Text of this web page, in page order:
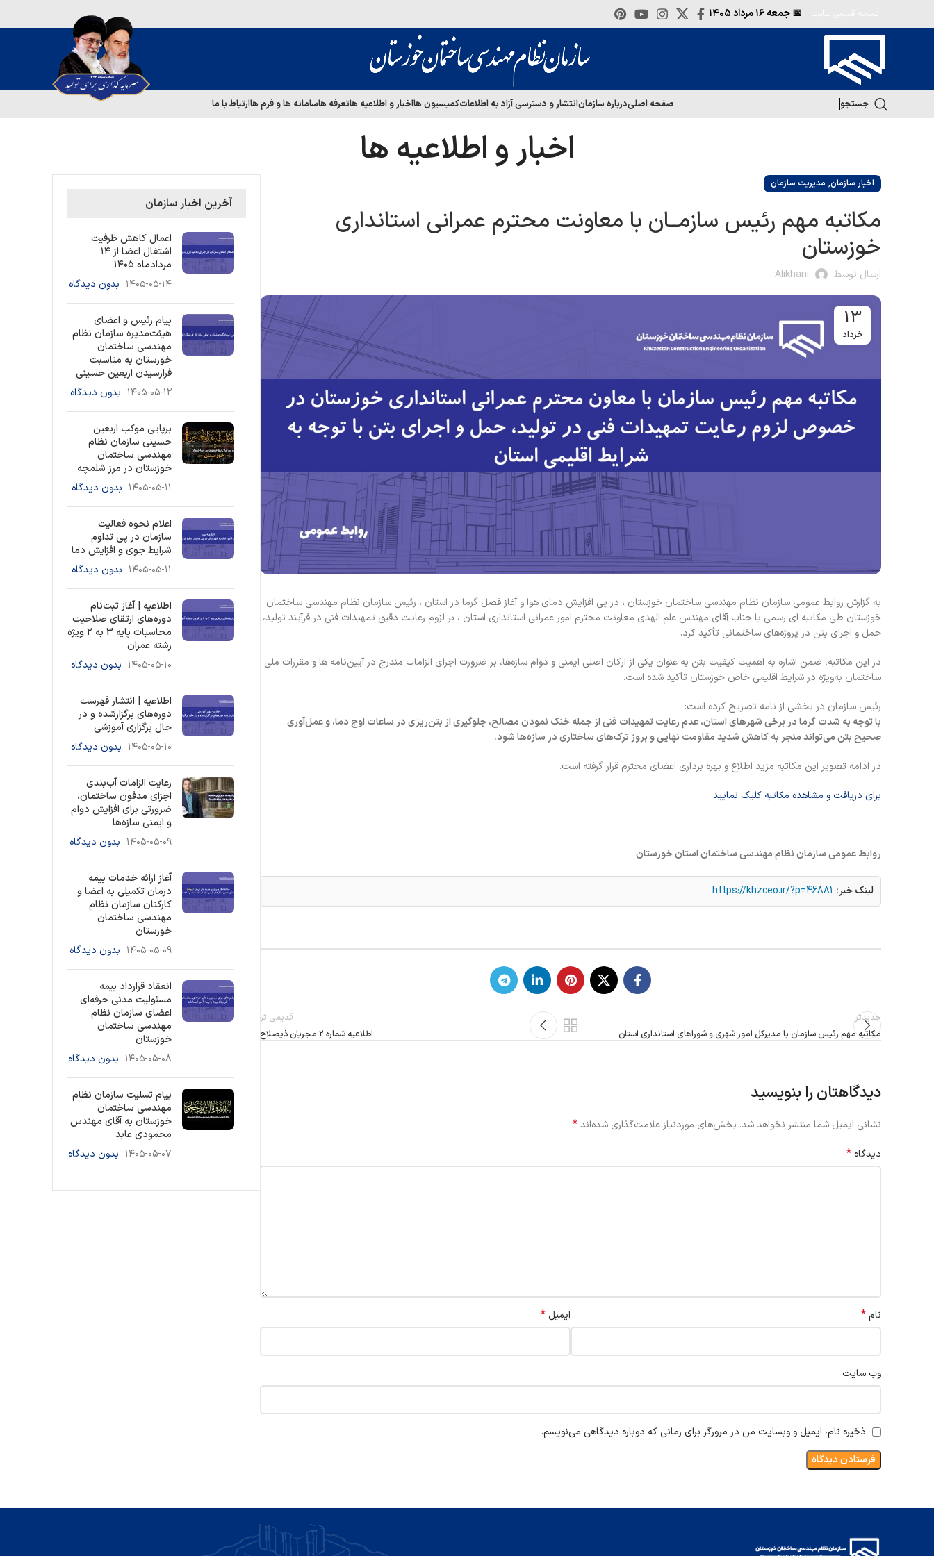
📅 جمعه
جستجو صفحه اصلیدرباره سازمانانتشار و دسترسی آزاد به اطلاعاتکمیسیون هااخبار و اطلاعیه هاتعرفه هاسامانه ها و فرم هاارتباط با ما
اخبار و اطلاعیه ها
اخبار سازمان, مدیریت سازمان
مکاتبه مهم رئیس سازمــان با معاونت محترم عمرانی استانداری
خوزستان
ارسال توسط Alikhani
13
خرداد
به گزارش روابط عمومی سازمان نظام مهندسی ساختمان خوزستان ، در پی افزایش دمای هوا و آغاز فصل گرما در استان ، رئیس سازمان نظام مهندسی ساختمان
خوزستان طی مکاتبه ای رسمی با جناب آقای مهندس علم الهدی معاونت محترم امور عمرانی استانداری استان ، بر لزوم رعایت دقیق تمهیدات فنی در فرآیند تولید،
حمل و اجرای بتن در پروژه‌های ساختمانی تأکید کرد.
در این مکاتبه، ضمن اشاره به اهمیت کیفیت بتن به عنوان یکی از ارکان اصلی ایمنی و دوام سازه‌ها، بر ضرورت اجرای الزامات مندرج در آیین‌نامه ها و مقررات ملی
ساختمان به‌ویژه در شرایط اقلیمی خاص خوزستان تأکید شده است.
رئیس سازمان در بخشی از نامه تصریح کرده است:
با توجه به شدت گرما در برخی شهرهای استان، عدم رعایت تمهیدات فنی از جمله خنک نمودن مصالح، جلوگیری از بتن‌ریزی در ساعات اوج دما، و عمل‌آوری
صحیح بتن می‌تواند منجر به کاهش شدید مقاومت نهایی و بروز ترک‌های ساختاری در سازه‌ها شود.
در ادامه تصویر این مکاتبه مزید اطلاع و بهره برداری اعضای محترم قرار گرفته است.
برای دریافت و مشاهده مکاتبه کلیک نمایید
روابط عمومی سازمان نظام مهندسی ساختمان استان خوزستان
لینک خبر: https://khzceo.ir/?p=46881
جدیدتر
مکاتبه مهم رئیس سازمان با مدیرکل امور شهری و شوراهای استانداری استان
قدیمی تر
اطلاعیه شماره 2 مجریان ذیصلاح
دیدگاهتان را بنویسید
نشانی ایمیل شما منتشر نخواهد شد. بخش‌های موردنیاز علامت‌گذاری شده‌اند*
دیدگاه *
نام* ایمیل *
وب‌ سایت
ذخیره نام، ایمیل و وبسایت من در مرورگر برای زمانی که دوباره دیدگاهی می‌نویسم.
آخرین اخبار سازمان
اعمال کاهش ظرفیت
اشتغال اعضا از ۱۴
مردادماه ۱۴۰۵
۱۴۰۵-۰۵-۱۴ بدون دیدگاه
پیام رئیس و اعضای
هیئت‌مدیره سازمان نظام
مهندسی ساختمان
خوزستان به مناسبت
فرارسیدن اربعین حسینی
۱۴۰۵-۰۵-۱۲ بدون دیدگاه
برپایی موکب اربعین
حسینی سازمان نظام
مهندسی ساختمان
خوزستان در مرز شلمچه
۱۴۰۵-۰۵-۱۱ بدون دیدگاه
اعلام نحوه فعالیت
سازمان در پی تداوم
شرایط جوی و افزایش دما
۱۴۰۵-۰۵-۱۱ بدون دیدگاه
اطلاعیه | آغاز ثبت‌نام
دوره‌های ارتقای صلاحیت
محاسبات پایه 3 به ۲ ویژه
رشته عمران
۱۴۰۵-۰۵-۱۰ بدون دیدگاه
اطلاعیه | انتشار فهرست
دوره‌های برگزارشده و در
حال برگزاری آموزشی
۱۴۰۵-۰۵-۱۰ بدون دیدگاه
رعایت الزامات آب‌بندی
اجزای مدفون ساختمان،
ضرورتی برای افزایش دوام
و ایمنی سازه‌ها
۱۴۰۵-۰۵-۰۹ بدون دیدگاه
آغاز ارائه خدمات بیمه
درمان تکمیلی به اعضا و
کارکنان سازمان نظام
مهندسی ساختمان
خوزستان
۱۴۰۵-۰۵-۰۹ بدون دیدگاه
انعقاد قرارداد بیمه
مسئولیت مدنی حرفه‌ای
اعضای سازمان نظام
مهندسی ساختمان
خوزستان
۱۴۰۵-۰۵-۰۸ بدون دیدگاه
پیام تسلیت سازمان نظام
مهندسی ساختمان
خوزستان به آقای مهندس
محمودی عابد
۱۴۰۵-۰۵-۰۷ بدون دیدگاه